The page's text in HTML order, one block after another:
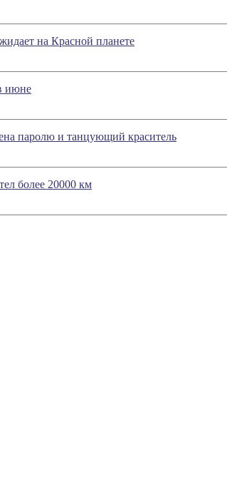
на Красной планете
июне
паролю и танцующий краситель
более 20000 км